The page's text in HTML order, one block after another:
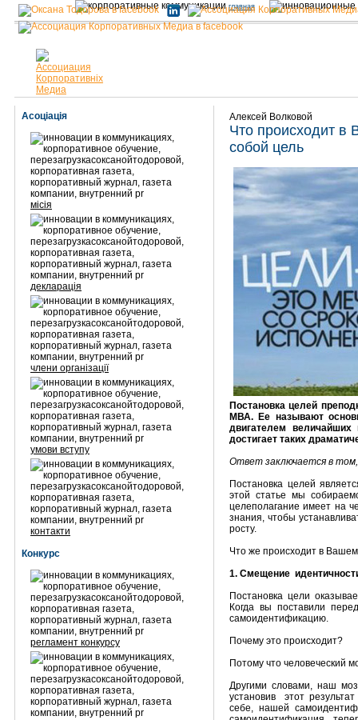
главная
Асоціація
місія
декларація
члени організації
умови вступу
контакти
Конкурс
регламент конкурсу
Алексей Волковой
Что происходит в
собой цель
Постановка целей
МВА. Ее называют
двигателем
достигает таких
Ответ заключается в том,
Постановка целей
этой статье мы
целеполагание имеет на
знания, чтобы
росту.
Что же происходит в
1. Смещение
Постановка цели
Когда вы поставили
самоидентификацию.
Почему это происходит?
Потому что человеческий
Другими словами, наш
установив этот
себе, нашей